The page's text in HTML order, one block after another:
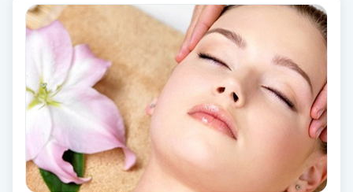
Color correction
Cryoterapi
Damklippning
Dermapen